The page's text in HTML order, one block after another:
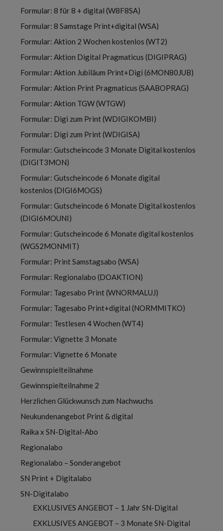
Formular: 8 für 8 + digital (W8F8SA)
Formular: 8 Samstage Print+digital (WSA)
Formular: Aktion 2 Wochen kostenlos (WT2)
Formular: Aktion Digital Pragmaticus (DIGIPRAG)
Formular: Aktion Jubiläum Print+Digi (6MON80JUB)
Formular: Aktion Print Pragmaticus (SAABOPRAG)
Formular: Aktion TGW (WTGW)
Formular: Digi zum Print (WDIGIKOMBI)
Formular: Digi zum Print (WDIGISA)
Formular: Gutscheincode 3 Monate Digital kostenlos
(DIGIT3MON)
Formular: Gutscheincode 6 Monate digital
kostenlos (DIGI6MOGS)
Formular: Gutscheincode 6 Monate Digital kostenlos
(DIGI6MOUNI)
Formular: Gutscheincode 6 Monate digital kostenlos
(WGS2MONMIT)
Formular: Print Samstagsabo (WSA)
Formular: Regionalabo (DOAKTION)
Formular: Tagesabo Print (WNORMALUJ)
Formular: Tagesabo Print+digital (NORMMITKO)
Formular: Testlesen 4 Wochen (WT4)
Formular: Vignette 3 Monate
Formular: Vignette 6 Monate
Gewinnspielteilnahme
Gewinnspielteilnahme 2
Herzlichen Glückwunsch zum Nachwuchs
Neukundenangebot Print & digital
Raika x SN-Digital-Abo
Regionalabo
Regionalabo – Sonderangebot
SN Print + Digitalabo
SN-Digitalabo
EXKLUSIVES ANGEBOT – 1 Jahr SN-Digital
EXKLUSIVES ANGEBOT – 3 Monate SN-Digital